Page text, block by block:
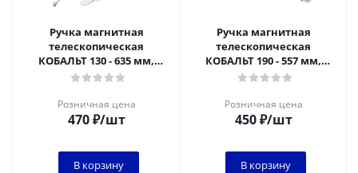
Ручка магнитная
телескопическая
КОБАЛЬТ 130 - 635 мм,
магнит до 1.6 кг в наборе с
Розничная цена
470₽/шт
В корзину
Ручка магнитная
телескопическая
КОБАЛЬТ 190 - 557 мм,
магнит до 2.3 кг, LED
Розничная цена
450₽/шт
В корзину